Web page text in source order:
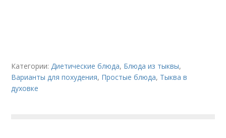
Категории:Диетические блюда, Блюда из тыквы,
Варианты для похудения, Простые блюда, Тыква в
духовке